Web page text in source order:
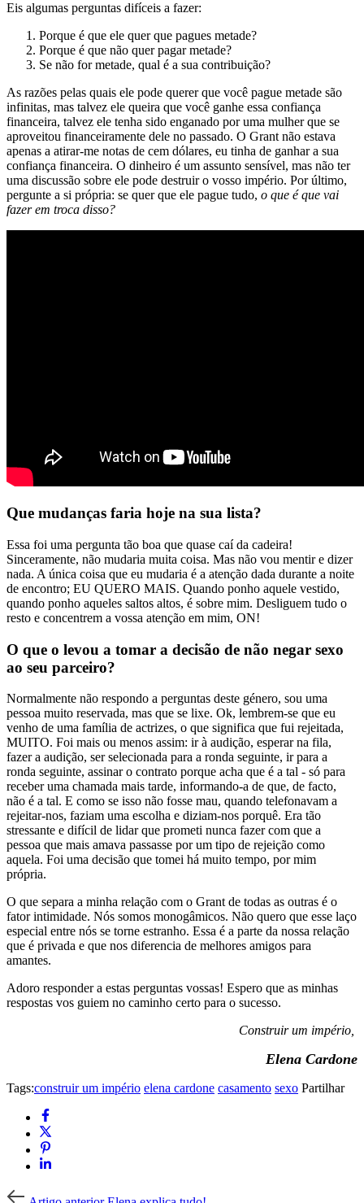
Eis algumas perguntas difíceis a fazer:
Porque é que ele quer que pagues metade?
Porque é que não quer pagar metade?
Se não for metade, qual é a sua contribuição?
As razões pelas quais ele pode querer que você pague metade são
infinitas, mas talvez ele queira que você ganhe essa confiança
financeira, talvez ele tenha sido enganado por uma mulher que se
aproveitou financeiramente dele no passado. O Grant não estava
apenas a atirar-me notas de cem dólares, eu tinha de ganhar a sua
confiança financeira. O dinheiro é um assunto sensível, mas não ter
uma discussão sobre ele pode destruir o vosso império. Por último,
pergunte a si própria: se quer que ele pague tudo, o que é que vai
fazer em troca disso?
Que mudanças faria hoje na sua lista?
Essa foi uma pergunta tão boa que quase caí da cadeira!
Sinceramente, não mudaria muita coisa. Mas não vou mentir e dizer
nada. A única coisa que eu mudaria é a atenção dada durante a noite
de encontro; EU QUERO MAIS. Quando ponho aquele vestido,
quando ponho aqueles saltos altos, é sobre mim. Desliguem tudo o
resto e concentrem a vossa atenção em mim, ON!
O que o levou a tomar a decisão de não negar sexo
ao seu parceiro?
Normalmente não respondo a perguntas deste género, sou uma
pessoa muito reservada, mas que se lixe. Ok, lembrem-se que eu
venho de uma família de actrizes, o que significa que fui rejeitada,
MUITO. Foi mais ou menos assim: ir à audição, esperar na fila,
fazer a audição, ser selecionada para a ronda seguinte, ir para a
ronda seguinte, assinar o contrato porque acha que é a tal - só para
receber uma chamada mais tarde, informando-a de que, de facto,
não é a tal. E como se isso não fosse mau, quando telefonavam a
rejeitar-nos, faziam uma escolha e diziam-nos porquê. Era tão
stressante e difícil de lidar que prometi nunca fazer com que a
pessoa que mais amava passasse por um tipo de rejeição como
aquela. Foi uma decisão que tomei há muito tempo, por mim
própria.
O que separa a minha relação com o Grant de todas as outras é o
fator intimidade. Nós somos monogâmicos. Não quero que esse laço
especial entre nós se torne estranho. Essa é a parte da nossa relação
que é privada e que nos diferencia de melhores amigos para
amantes.
Adoro responder a estas perguntas vossas! Espero que as minhas
respostas vos guiem no caminho certo para o sucesso.
Construir um império,
Elena Cardone
Tags:construir um império elena cardone casamento sexo Partilhar
Artigo